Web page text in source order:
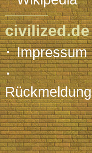
civilized.de
·Impressum
·
Rückmeldung